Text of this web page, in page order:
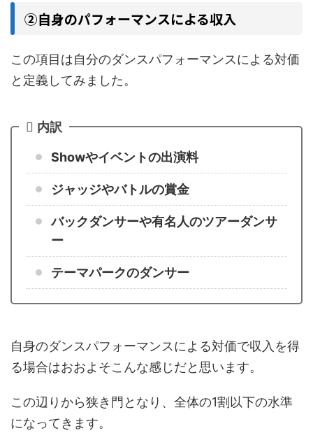
➁自身のパフォーマンスによる収入
この項目は自分のダンスパフォーマンスによる対価
と定義してみました。
内訳
Showやイベントの出演料
ジャッジやバトルの賞金
バックダンサーや有名人のツアーダンサ
ー
テーマパークのダンサー
自身のダンスパフォーマンスによる対価で収入を得
る場合はおおよそこんな感じだと思います。
この辺りから狭き門となり、全体の1割以下の水準
になってきます。